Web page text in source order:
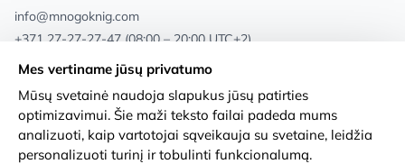
info@mnogoknig.com
+371 27-27-27-47 (08:00 – 20:00 UTC+2)
Rīga, Augusta Deglava 69d, LV-1082
Apie mus
Parduotuvės
Privacy Policy
Sąlygos ir nuostatos
Mes vertiname jūsų privatumo
Mūsų svetainė naudoja slapukus jūsų patirties
optimizavimui. Šie maži teksto failai padeda mums
analizuoti, kaip vartotojai sąveikauja su svetaine, leidžia
personalizuoti turinį ir tobulinti funkcionalumą.